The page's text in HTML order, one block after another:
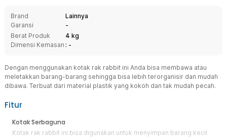
Brand
Lainnya
Garansi
-
Berat Produk
4 kg
Dimensi Kemasan : -
Dengan menggunakan kotak rak rabbit ini Anda bisa membawa atau
meletakkan barang-barang sehingga bisa lebih terorganisir dan mudah
dibawa. Terbuat dari material plastik yang kokoh dan tak mudah pecah.
Fitur
Kotak Serbaguna
Kotak rak rabbit ini bisa digunakan untuk menyimpan barang kecil